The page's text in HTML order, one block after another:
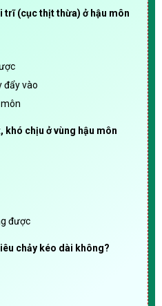
trĩ (cục thịt thừa) ở hậu môn
đẩy vào
khó chịu ở vùng hậu môn
được
chảy kéo dài không?